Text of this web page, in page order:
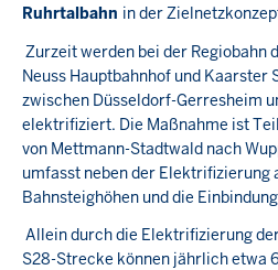
Ruhrtalbahn in der
Zurzeit werden bei der Regiobahn
Neuss Hauptbahnhof und Kaarster
zwischen Düsseldorf-Gerresheim
elektrifiziert. Die Maßnahme ist
von Mettmann-Stadtwald nach
umfasst neben der Elektrifizierung
Bahnsteighöhen und die
Allein durch die Elektrifizierung
S28-Strecke können jährlich etwa